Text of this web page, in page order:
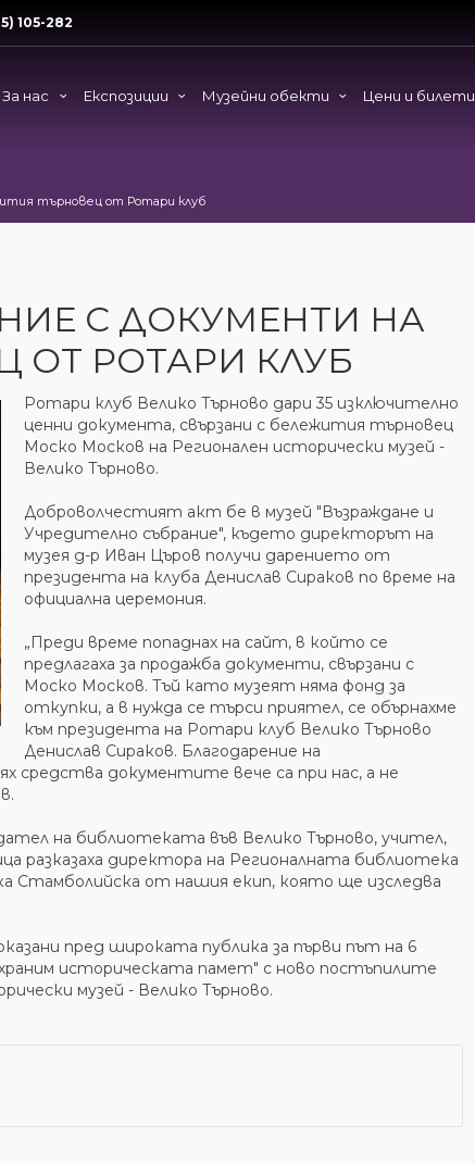
105-282
За нас Експозиции Музейни обекти Цени и билети
търновец от Ротари клуб
С ДОКУМЕНТИ НА
ОТ РОТАРИ КЛУБ
Ротари клуб Велико Търново дари 35 изключително
ценни документа, свързани с бележития търновец
Моско Москов на Регионален исторически музей -
Велико Търново.
Доброволчестият акт бе в музей "Възраждане и
Учредително събрание", където директорът на
музея д-р Иван Църов получи дарението от
президента на клуба Денислав Сираков по време на
официална церемония.
„Преди време попаднах на сайт, в който се
предлагаха за продажба документи, свързани с
Моско Москов. Тъй като музеят няма фонд за
откупки, а в нужда се търси приятел, се обърнахме
към президента на Ротари клуб Велико Търново
Денислав Сираков. Благодарение на
документите вече са при нас, а не
на библиотеката във Велико Търново, учител,
разказаха директора на Регионалната библиотека
Стамболийска от нашия екип, която ще изследва
пред широката публика за първи път на 6
историческата памет" с ново постъпилите
музей - Велико Търново.